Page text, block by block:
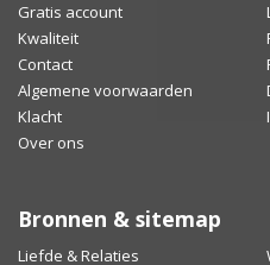
Gratis account
Kwaliteit
Contact
Algemene voorwaarden
Klacht
Over ons
Bronnen & sitemap
Liefde & Relaties